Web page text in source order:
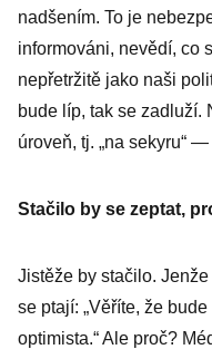
nadšením. To je
informováni, nevědí, co
nepřetržitě jako naši
bude líp, tak se zadluží.
úroveň, tj. „na sekyru“
Stačilo by se zeptat,
Jistěže by stačilo.
se ptají: „Věříte, že
optimista.“ Ale proč?